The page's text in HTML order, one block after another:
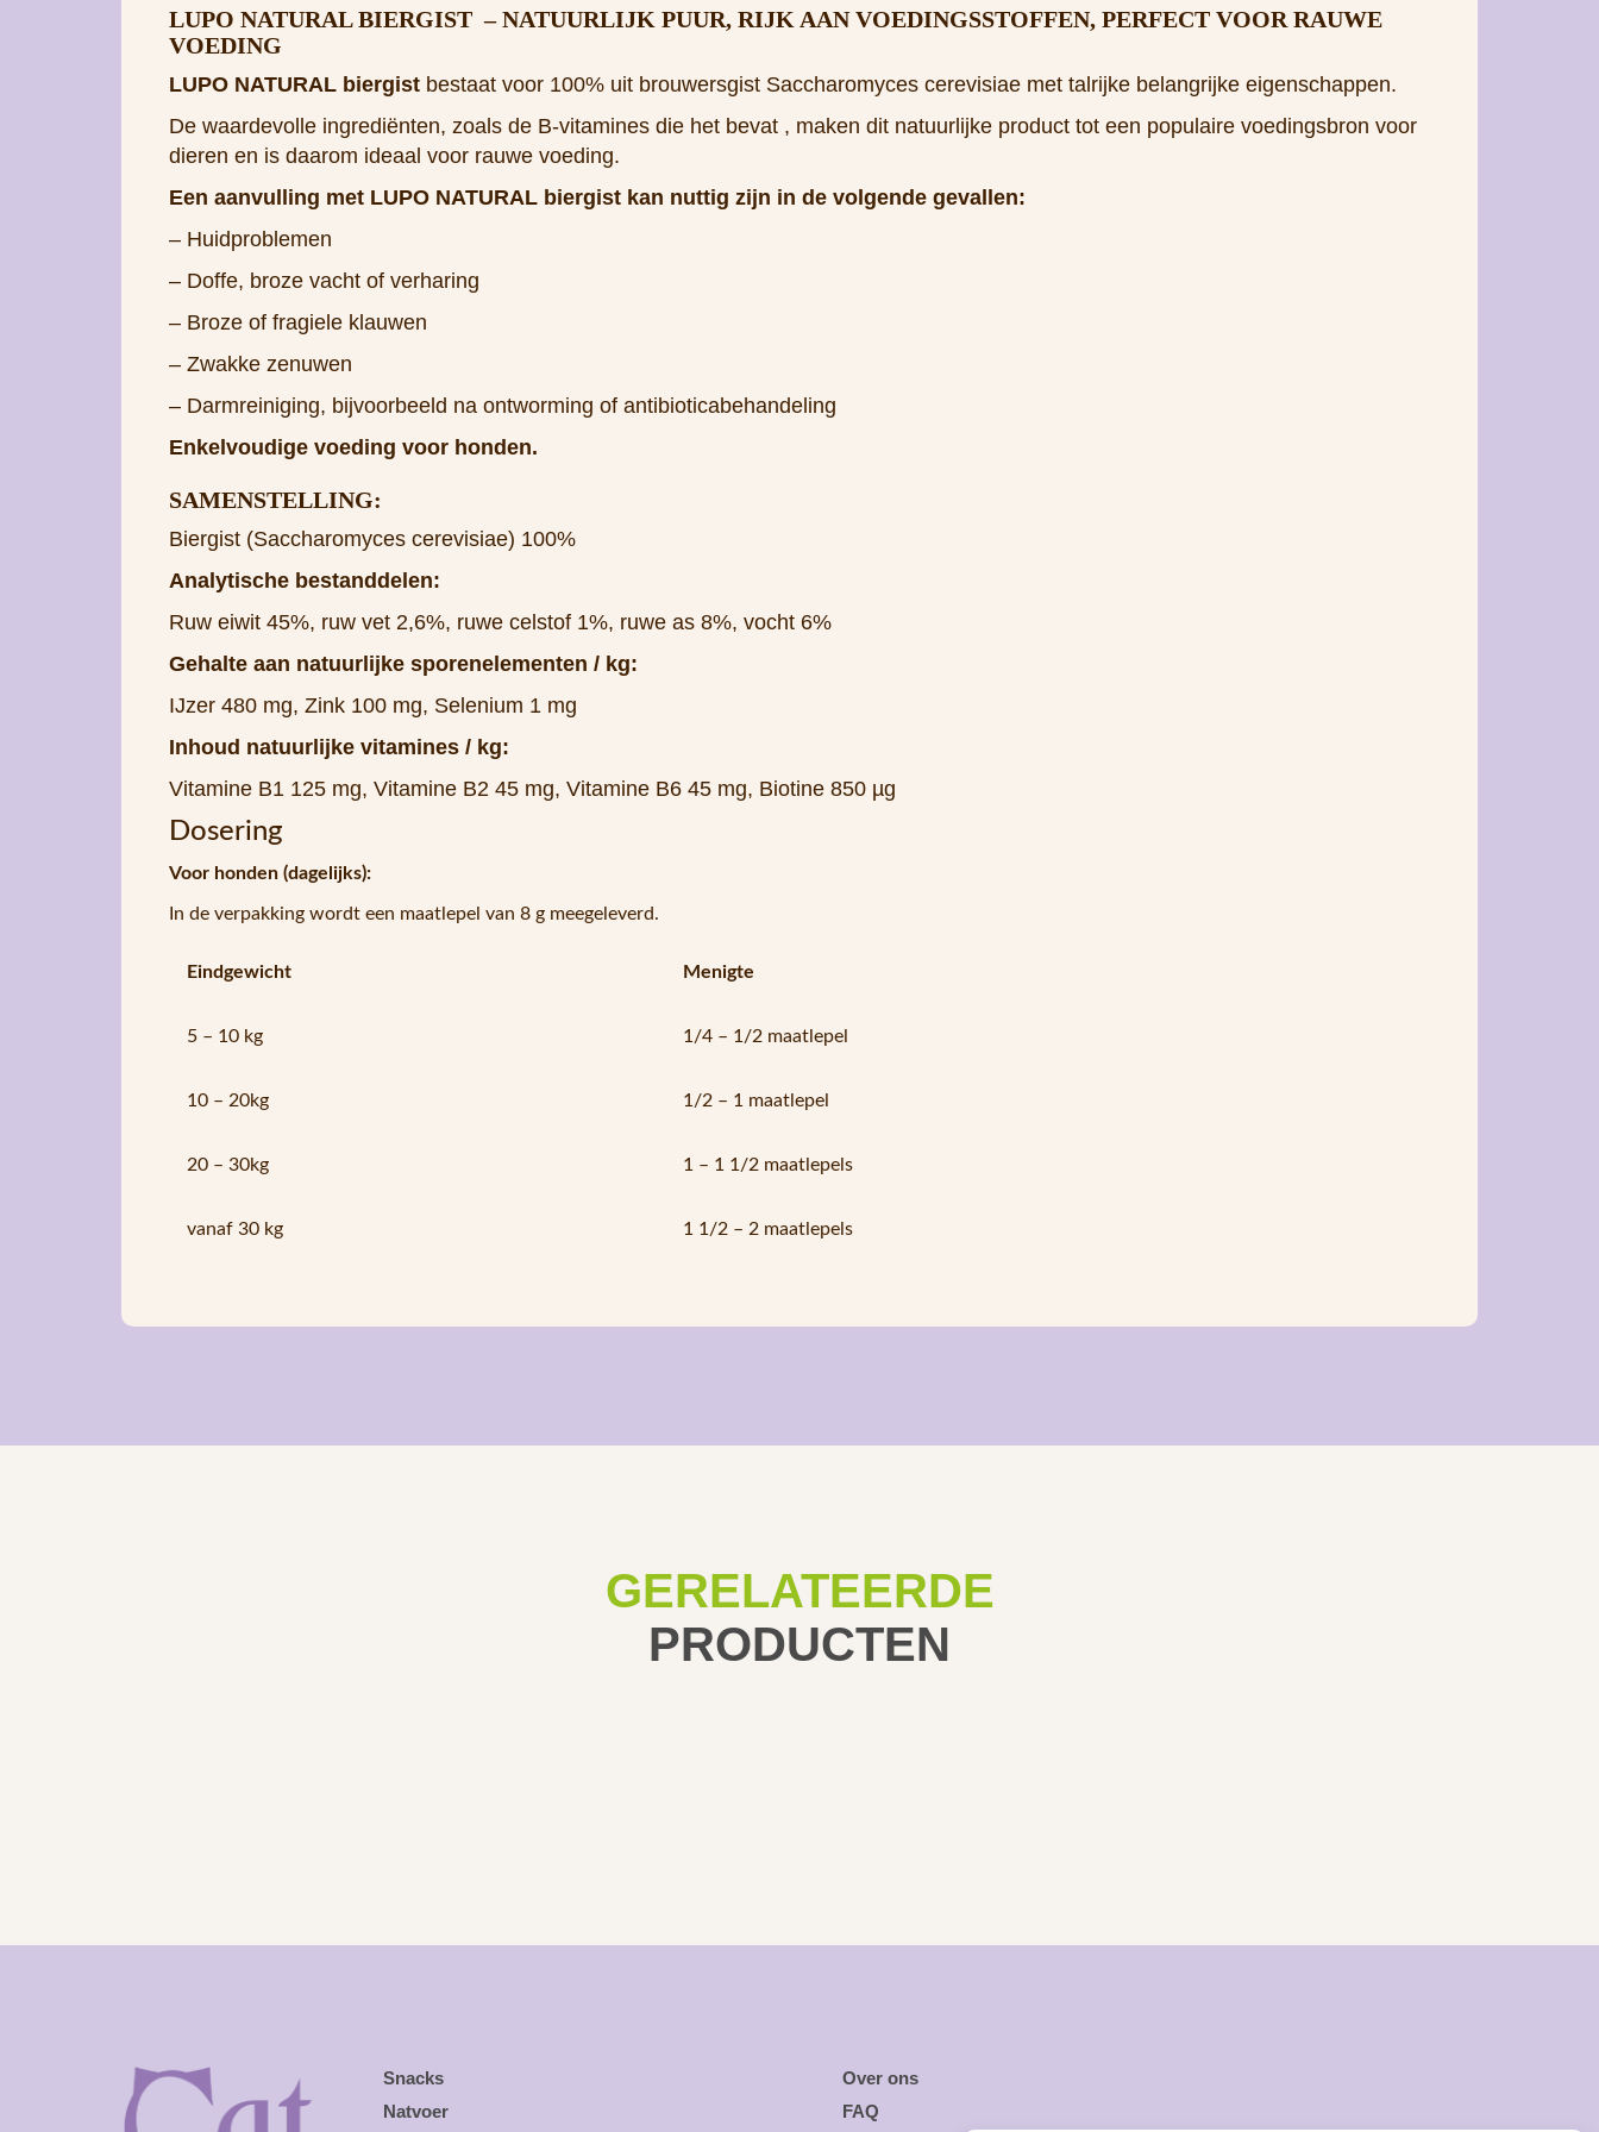
LUPO NATURALBIERGIST – NATUURLIJK PUUR, RIJK AAN VOEDINGSSTOFFEN, PERFECT VOOR RAUWE
VOEDING
LUPO NATURAL biergist bestaat voor 100% uit brouwersgist Saccharomyces cerevisiae met talrijke belangrijke eigenschappen.
De waardevolle ingrediënten, zoals de B-vitamines die het bevat , maken dit natuurlijke product tot een populaire voedingsbron voor
dieren en is daarom ideaal voor rauwe voeding.
Een aanvulling met LUPO NATURAL biergist kan nuttig zijn in de volgende gevallen:
– Huidproblemen
– Doffe, broze vacht of verharing
– Broze of fragiele klauwen
– Zwakke zenuwen
– Darmreiniging, bijvoorbeeld na ontworming of antibioticabehandeling
Enkelvoudige voeding voor honden.
SAMENSTELLING:
Biergist (Saccharomyces cerevisiae) 100%
Analytische bestanddelen:
Ruw eiwit 45%, ruw vet 2,6%, ruwe celstof 1%, ruwe as 8%, vocht 6%
Gehalte aan natuurlijke sporenelementen / kg:
IJzer 480 mg, Zink 100 mg, Selenium 1 mg
Inhoud natuurlijke vitamines / kg:
Vitamine B1 125 mg, Vitamine B2 45 mg, Vitamine B6 45 mg, Biotine 850 µg
Dosering
Voor honden (dagelijks):
In de verpakking wordt een maatlepel van 8 g meegeleverd.
Eindgewicht Menigte
5 – 10 kg 1/4 – 1/2 maatlepel
10 – 20kg 1/2 – 1 maatlepel
20 – 30kg 1 – 1 1/2 maatlepels
vanaf 30 kg 1 1/2 – 2 maatlepels
GERELATEERDE
PRODUCTEN
Snacks
Natvoer
Over ons
FAQ